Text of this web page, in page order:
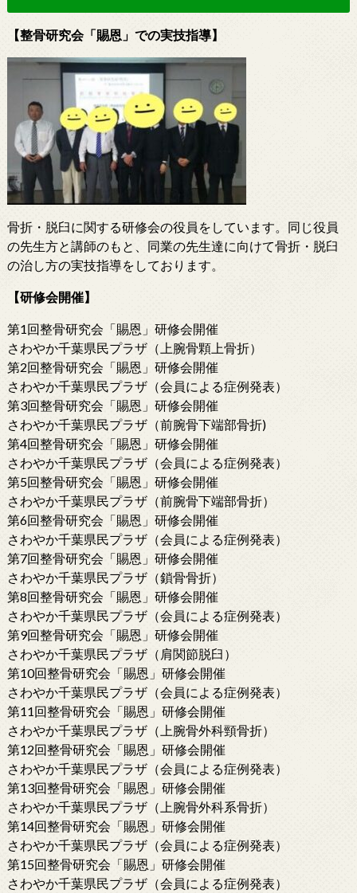
【整骨研究会「賜恩」での実技指導】
骨折・脱臼に関する研修会の役員をしています。同じ役員
の先生方と講師のもと、同業の先生達に向けて骨折・脱臼
の治し方の実技指導をしております。
【研修会開催】
第1回整骨研究会「賜恩」研修会開催
さわやか千葉県民プラザ（上腕骨顆上骨折）
第2回整骨研究会「賜恩」研修会開催
さわやか千葉県民プラザ（会員による症例発表）
第3回整骨研究会「賜恩」研修会開催
さわやか千葉県民プラザ（前腕骨下端部骨折)
第4回整骨研究会「賜恩」研修会開催
さわやか千葉県民プラザ（会員による症例発表）
第5回整骨研究会「賜恩」研修会開催
さわやか千葉県民プラザ（前腕骨下端部骨折）
第6回整骨研究会「賜恩」研修会開催
さわやか千葉県民プラザ（会員による症例発表）
第7回整骨研究会「賜恩」研修会開催
さわやか千葉県民プラザ（鎖骨骨折）
第8回整骨研究会「賜恩」研修会開催
さわやか千葉県民プラザ（会員による症例発表）
第9回整骨研究会「賜恩」研修会開催
さわやか千葉県民プラザ（肩関節脱臼）
第10回整骨研究会「賜恩」研修会開催
さわやか千葉県民プラザ（会員による症例発表）
第11回整骨研究会「賜恩」研修会開催
さわやか千葉県民プラザ（上腕骨外科頸骨折）
第12回整骨研究会「賜恩」研修会開催
さわやか千葉県民プラザ（会員による症例発表）
第13回整骨研究会「賜恩」研修会開催
さわやか千葉県民プラザ（上腕骨外科系骨折）
第14回整骨研究会「賜恩」研修会開催
さわやか千葉県民プラザ（会員による症例発表）
第15回整骨研究会「賜恩」研修会開催
さわやか千葉県民プラザ（会員による症例発表）